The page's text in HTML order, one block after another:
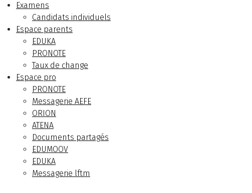
Examens
Candidats individuels
Espace parents
EDUKA
PRONOTE
Taux de change
Espace pro
PRONOTE
Messagerie AEFE
ORION
ATENA
Documents partagés
EDUMOOV
EDUKA
Messagerie lftm